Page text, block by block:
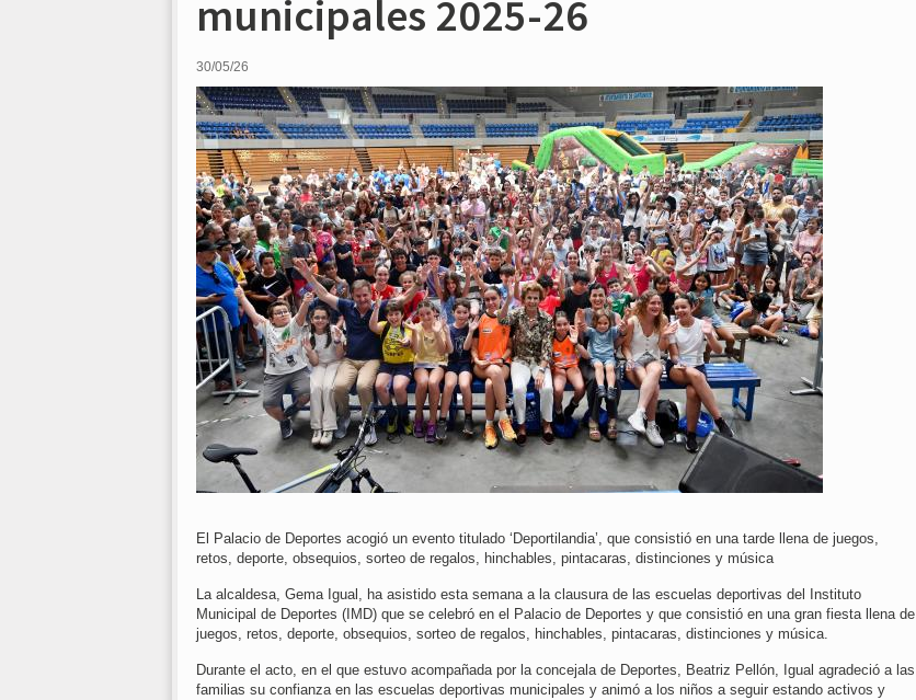
municipales 2025-26
30/05/26
El Palacio de Deportes acogió un evento titulado ‘Deportilandia’, que consistió en una tarde llena de juegos,
retos, deporte, obsequios, sorteo de regalos, hinchables, pintacaras, distinciones y música
La alcaldesa, Gema Igual, ha asistido esta semana a la clausura de las escuelas deportivas del Instituto
Municipal de Deportes (IMD) que se celebró en el Palacio de Deportes y que consistió en una gran fiesta llena de
juegos, retos, deporte, obsequios, sorteo de regalos, hinchables, pintacaras, distinciones y música.
Durante el acto, en el que estuvo acompañada por la concejala de Deportes, Beatriz Pellón, Igual agradeció a las
familias su confianza en las escuelas deportivas municipales y animó a los niños a seguir estando activos y